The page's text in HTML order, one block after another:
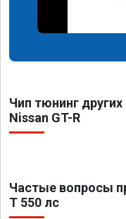
Чип тюнинг
Nissan GT-R
Частые вопросы
T 550 лс